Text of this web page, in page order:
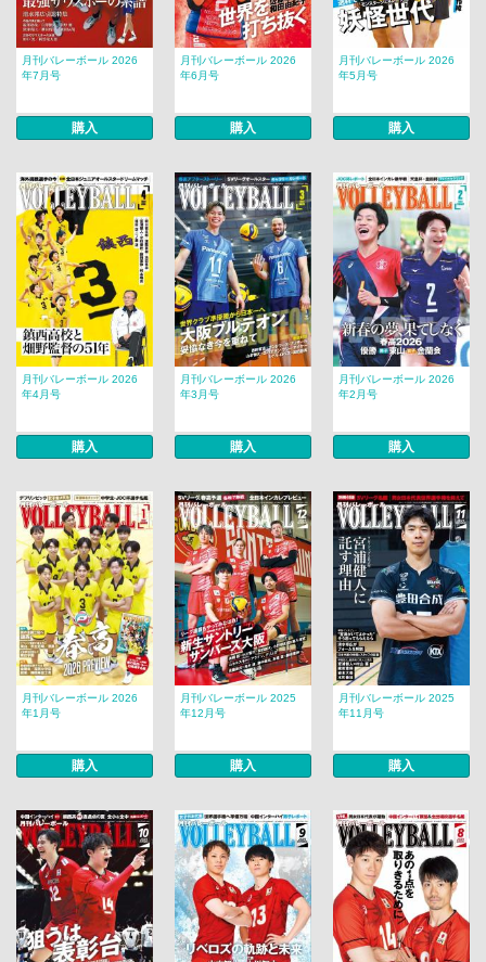
月刊バレーボール 2026
年7月号
購入
月刊バレーボール 2026
年6月号
購入
月刊バレーボール 2026
年5月号
購入
月刊バレーボール 2026
年4月号
購入
月刊バレーボール 2026
年3月号
購入
月刊バレーボール 2026
年2月号
購入
月刊バレーボール 2026
年1月号
購入
月刊バレーボール 2025
年12月号
購入
月刊バレーボール 2025
年11月号
購入